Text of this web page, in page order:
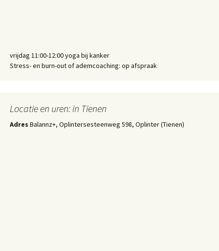
vrijdag 11:00-12:00 yoga bij kanker
Stress- en burn-out of ademcoaching: op afspraak
Locatie en uren: in Tienen
Adres Balannz+, Oplintersesteenweg 598, Oplinter (Tienen)